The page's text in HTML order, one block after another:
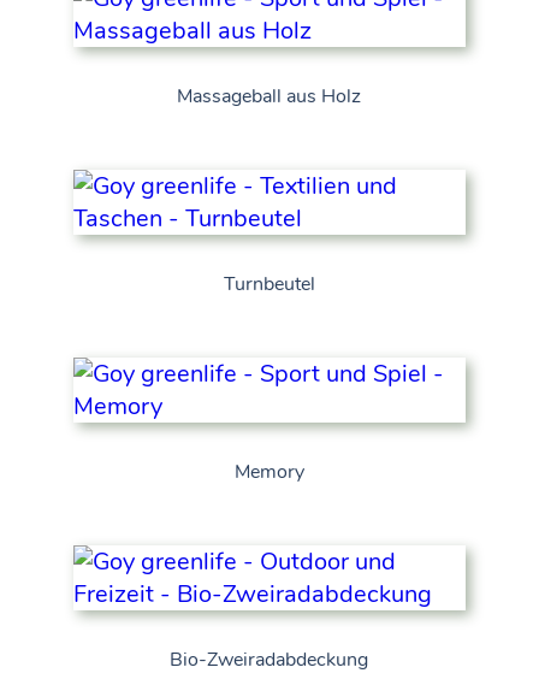
Massageball aus Holz
Turnbeutel
Memory
Bio-Zweiradabdeckung